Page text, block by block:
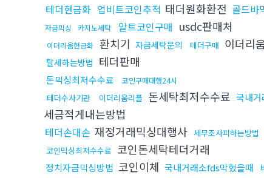
테더현금화 업비트코인추적 태더원화환전 골드바
자금믹싱 카지노세탁 알트코인구매 usdc판매처
이더리움현금화 환치기 자금세탁문의 테더구매 이더리
탈세하는방법 테더판매
돈믹싱최저수수료 코인구매대행24시
테더수사기관 이더리움리플 돈세탁최저수수료 국내
세금적게내는방법
테더손대손 재정거래믹싱대행사 세무조사피하는방법
코인믹싱최저수수료 코인돈세탁테더거래
정치자금믹싱방법 코인이체 국내거래소fds막혔을때